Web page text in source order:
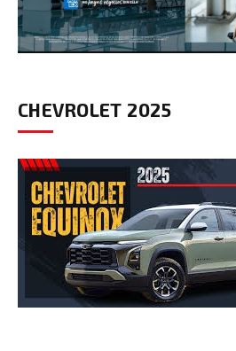
CHEVROLET 2025